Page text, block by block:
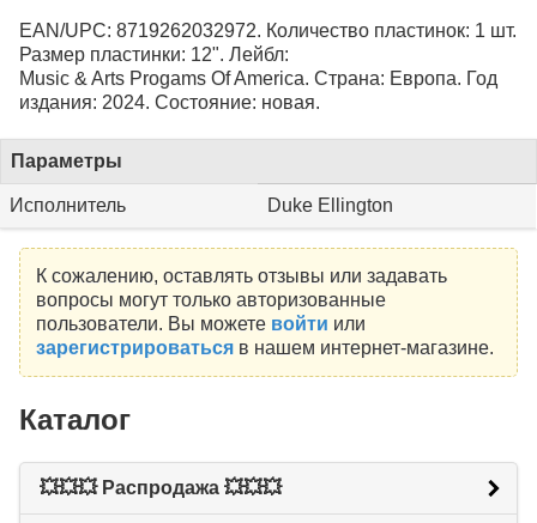
EAN/UPC: 8719262032972. Количество пластинок: 1 шт.
Размер пластинки: 12". Лейбл:
Music & Arts Progams Of America. Страна: Европа. Год
издания: 2024. Состояние: новая.
Параметры
Исполнитель Duke Ellington
К сожалению, оставлять отзывы или задавать
вопросы могут только авторизованные
пользователи. Вы можете войти или
зарегистрироватьсяв нашем интернет-магазине.
Каталог
💥💥💥 Распродажа 💥💥💥